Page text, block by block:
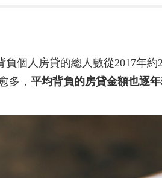
個人房貸的總人數從2017年
多， 平均背負的房貸金額也逐